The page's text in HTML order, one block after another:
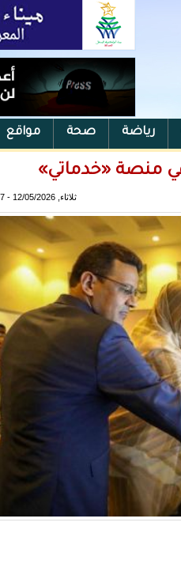
رياضة صحة مواقع
ثلاثاء, 12/05/2026 - 19:57